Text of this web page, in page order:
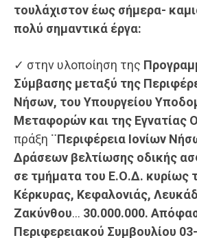
τουλάχιστον έως σήμερα-
πολύ σημαντικά έργα:
✓ στην υλοποίηση της
Σύμβασης μεταξύ της
Νήσων, του Υπουργείου
Μεταφορών και της Εγνατίας
πράξη ¨Περιφέρεια Ιονίων
Δράσεων βελτίωσης οδικής
σε τμήματα του Ε.Ο.Δ. κυρίως
Κέρκυρας, Κεφαλονιάς,
Ζακύνθου… 30.000.000.
Περιφερειακού Συμβουλίου 03-